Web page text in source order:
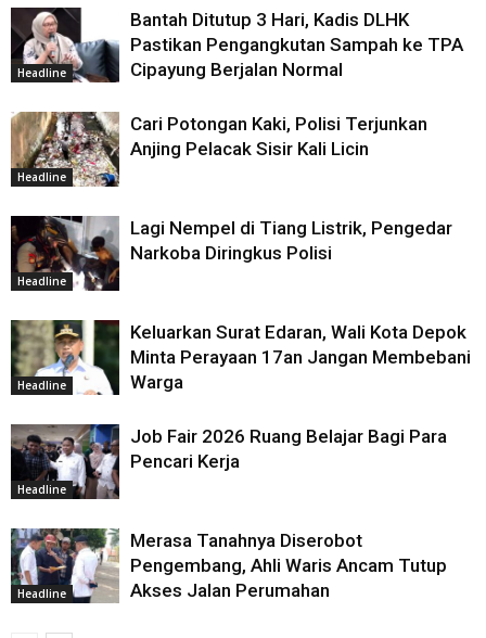
Headline
Bantah Ditutup 3 Hari, Kadis DLHK
Pastikan Pengangkutan Sampah ke TPA
Cipayung Berjalan Normal
Headline
Cari Potongan Kaki, Polisi Terjunkan
Anjing Pelacak Sisir Kali Licin
Headline
Lagi Nempel di Tiang Listrik, Pengedar
Narkoba Diringkus Polisi
Headline
Keluarkan Surat Edaran, Wali Kota Depok
Minta Perayaan 17an Jangan Membebani
Warga
Headline
Job Fair 2026 Ruang Belajar Bagi Para
Pencari Kerja
Headline
Merasa Tanahnya Diserobot
Pengembang, Ahli Waris Ancam Tutup
Akses Jalan Perumahan